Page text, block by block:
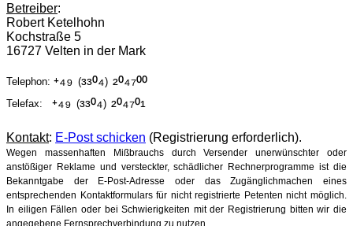
Betreiber:
Robert Ketelhohn
Kochstraße 5
16727 Velten in der Mark
Telephon: ⁺⁴⁹ (³³⁰⁴) ²⁰⁴⁷⁰⁰
Telefax: ⁺⁴⁹ (³³⁰⁴) ²⁰⁴⁷⁰¹
Kontakt: E-Post schicken (Registrierung erforderlich).
Wegen massenhaften Mißbrauchs durch Versender unerwünschter oder
anstößiger Reklame und versteckter, schädlicher Rechnerprogramme ist die
Bekanntgabe der E-Post-Adresse oder das Zugänglichmachen eines
entsprechenden Kontaktformulars für nicht registrierte Petenten nicht möglich.
In eiligen Fällen oder bei Schwierigkeiten mit der Registrierung bitten wir die
angegebene Fernsprechverbindung zu nutzen.